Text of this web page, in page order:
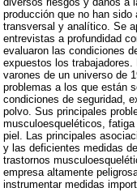
producción que no han
transversal y analítico. Se
entrevistas a profundidad
evaluaron las condiciones
expuestos los trabajadores.
varones de un universo de
problemas a los que están
condiciones de seguridad,
polvo. Sus principales
musculoesqueléticos,
piel. Las principales
y las deficientes medidas
trastornos
empresa altamente
instrumentar medidas